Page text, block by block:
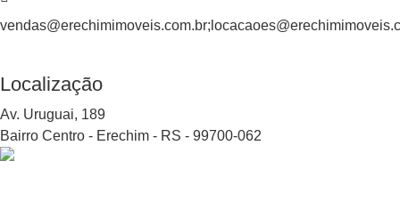
Localização
Av. Uruguai, 189
Bairro Centro - Erechim - RS - 99700-062